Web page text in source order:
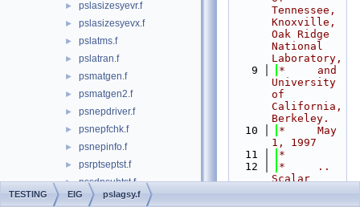
► pslasizesyevr.f
► pslasizesyevx.f
► pslatms.f
► pslatran.f
► psmatgen.f
► psmatgen2.f
► psnepdriver.f
► psnepfchk.f
► psnepinfo.f
► psrptseptst.f
► pssdpsubtst.f
► pssepchk.f
Tennessee,
Knoxville,
Oak Ridge
National
Laboratory,
    9
*     and
University
of
California,
Berkeley.
   10
*     May
1, 1997
   11
*
   12
*     ..
Scalar
Arguments
TESTING EIG pslagsy.f